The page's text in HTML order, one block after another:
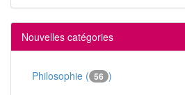
Nouvelles catégories
Philosophie ( 56 )